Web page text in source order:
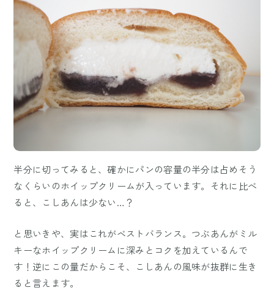
半分に切ってみると、確かにパンの容量の半分は占めそう
なくらいのホイップクリームが入っています。それに比べ
ると、こしあんは少ない…？
と思いきや、実はこれがベストバランス。つぶあんがミル
キーなホイップクリームに深みとコクを加えているんで
す！逆にこの量だからこそ、こしあんの風味が抜群に生き
ると言えます。